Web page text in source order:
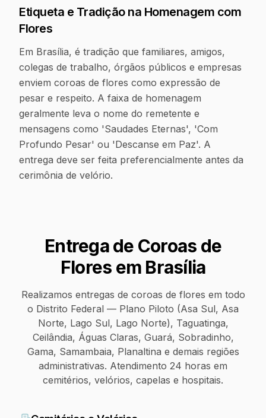
Etiqueta e Tradição na Homenagem com
Flores
Em Brasília, é tradição que familiares, amigos,
colegas de trabalho, órgãos públicos e empresas
enviem coroas de flores como expressão de
pesar e respeito. A faixa de homenagem
geralmente leva o nome do remetente e
mensagens como 'Saudades Eternas', 'Com
Profundo Pesar' ou 'Descanse em Paz'. A
entrega deve ser feita preferencialmente antes da
cerimônia de velório.
Entrega de Coroas de
Flores em Brasília
Realizamos entregas de coroas de flores em todo
o Distrito Federal — Plano Piloto (Asa Sul, Asa
Norte, Lago Sul, Lago Norte), Taguatinga,
Ceilândia, Águas Claras, Guará, Sobradinho,
Gama, Samambaia, Planaltina e demais regiões
administrativas. Atendimento 24 horas em
cemitérios, velórios, capelas e hospitais.